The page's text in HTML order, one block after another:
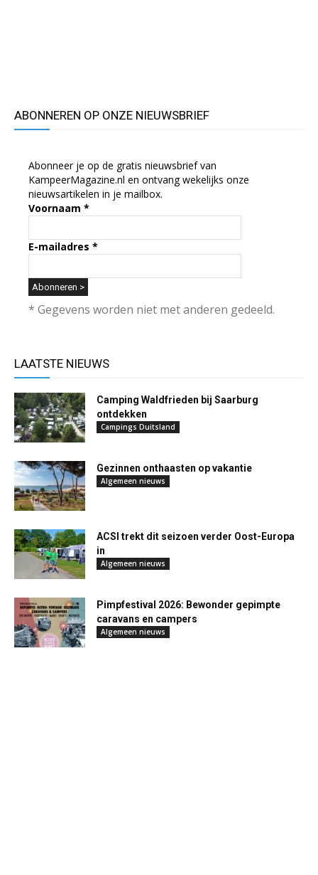
ABONNEREN OP ONZE NIEUWSBRIEF
Abonneer je op de gratis nieuwsbrief van
KampeerMagazine.nl en ontvang wekelijks onze
nieuwsartikelen in je mailbox.
Voornaam *
E-mailadres *
* Gegevens worden niet met anderen gedeeld.
LAATSTE NIEUWS
Camping Waldfrieden bij Saarburg
ontdekken
Campings Duitsland
Gezinnen onthaasten op vakantie
Algemeen nieuws
ACSI trekt dit seizoen verder Oost-Europa
in
Algemeen nieuws
Pimpfestival 2026: Bewonder gepimpte
caravans en campers
Algemeen nieuws